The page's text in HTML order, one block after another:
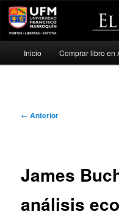
Ir
Inicio Comprar libro en
Navegación
← Anterior
James
análisis